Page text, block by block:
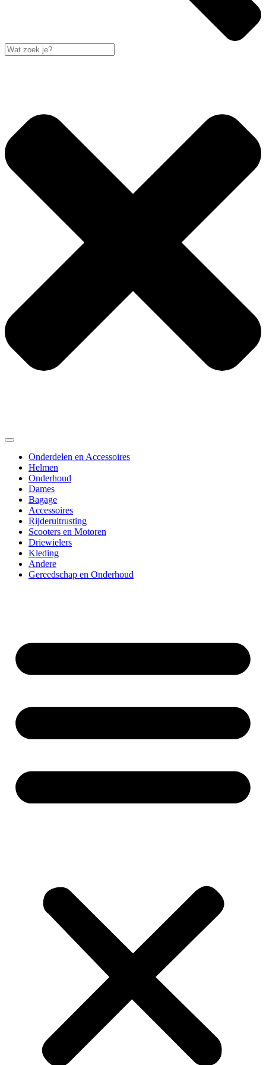
Onderdelen en Accessoires
Helmen
Onderhoud
Dames
Bagage
Accessoires
Rijderuitrusting
Scooters en Motoren
Driewielers
Kleding
Andere
Gereedschap en Onderhoud